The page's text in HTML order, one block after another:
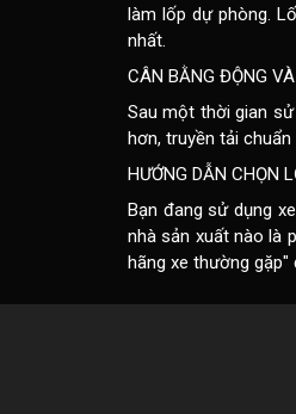
làm lốp dự phòng.
nhất.
CÂN BẰNG ĐỘNG
Sau một thời gian
hơn, truyền tải
HƯỚNG DẪN CHỌN
Bạn đang sử dụng
nhà sản xuất nào là
hãng xe thường gặp"